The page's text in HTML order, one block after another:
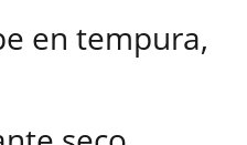
en tempura,